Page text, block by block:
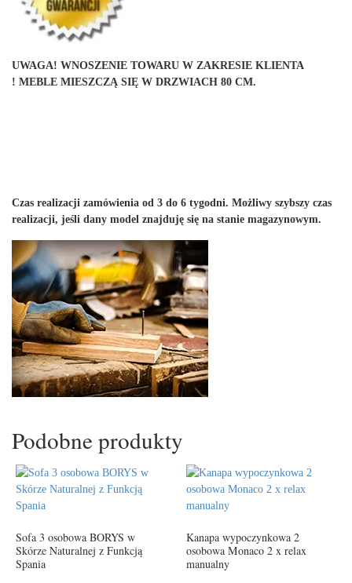
UWAGA! WNOSZENIE TOWARU W ZAKRESIE KLIENTA
! MEBLE MIESZCZĄ SIĘ W DRZWIACH 80 CM.
Czas realizacji zamówienia od 3 do 6 tygodni. Możliwy szybszy czas
realizacji, jeśli dany model znajduję się na stanie magazynowym.
Podobne produkty
Sofa 3 osobowa BORYS w
Skórze Naturalnej z Funkcją
Spania
Kanapa wypoczynkowa 2
osobowa Monaco 2 x relax
manualny